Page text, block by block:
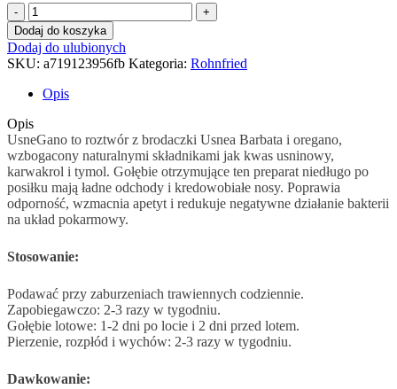
ilość
UsneGano
500ml
ROHNFRIED
Dodaj do koszyka
Dodaj do ulubionych
SKU: a719123956fb Kategoria: Rohnfried
Opis
Opis
UsneGano to roztwór z brodaczki Usnea Barbata i oregano,
wzbogacony naturalnymi składnikami jak kwas usninowy,
karwakrol i tymol. Gołębie otrzymujące ten preparat niedługo po
posiłku mają ładne odchody i kredowobiałe nosy. Poprawia
odporność, wzmacnia apetyt i redukuje negatywne działanie bakterii
na układ pokarmowy.
Stosowanie:
Podawać przy zaburzeniach trawiennych codziennie.
Zapobiegawczo: 2-3 razy w tygodniu.
Gołębie lotowe: 1-2 dni po locie i 2 dni przed lotem.
Pierzenie, rozpłód i wychów: 2-3 razy w tygodniu.
Dawkowanie: